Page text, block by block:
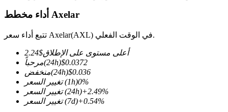
العقود الآجلة لـ COIN-M
العقود الآجلة للعملات المشفرة
TradFi
مشتقات الأسهم والعملات الأجنبية والمعادن الثمينة والسلع
أداء مخطط Axelar
تتبع أداء سعر Axelar(AXL) في الوقت الفعلي.
أعلى مستوى على الإطلاق$
2.24
مرحباً
(24h)$0.0372
منخفض
(24h)$0.036
تغيير السعر
(1h)0%
تغيير السعر
(24h)+2.49%
تغيير السعر
(7d)+0.54%